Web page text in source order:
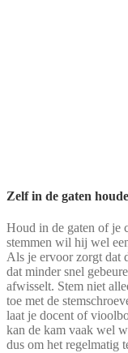
Zelf in de gaten
Houd in de gaten of je
stemmen wil hij wel
Als je ervoor zorgt dat
dat minder snel
afwisselt. Stem niet
toe met de
laat je docent of
kan de kam vaak wel
dus om het regelmatig